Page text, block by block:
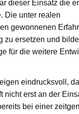
dieser Einsatz die
Die unter realen
gewonnenen
zu ersetzen und
für die weitere
eindrucksvoll,
nicht erst an der
bei einer